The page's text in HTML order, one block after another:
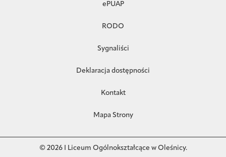
ePUAP
RODO
Sygnaliści
Deklaracja dostępności
Kontakt
Mapa Strony
© 2026 I Liceum Ogólnokształcące w Oleśnicy.